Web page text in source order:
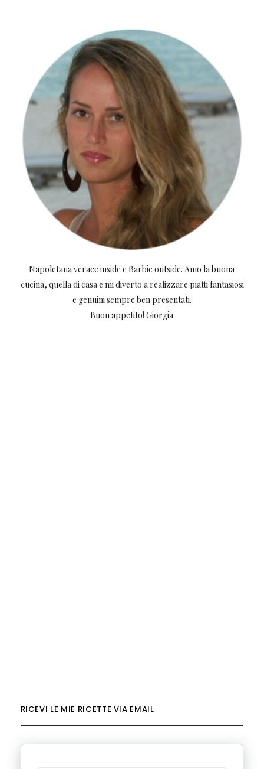
Napoletana verace inside e Barbie outside. Amo la buona
cucina, quella di casa e mi diverto a realizzare piatti fantasiosi
e genuini sempre ben presentati.
Buon appetito! Giorgia
RICEVI LE MIE RICETTE VIA EMAIL